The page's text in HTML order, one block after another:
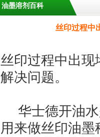
油墨溶剂百科
丝印过程中
丝印过程中出
解决问题。
华士德开油
用来做丝印油